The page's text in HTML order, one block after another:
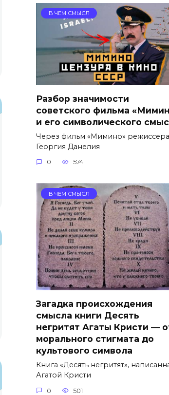
В ЧЕМ СМЫСЛ
Разбор значимости
советского фильма
и его символического
Через фильм «Мимино» режиссера
Георгия Данелия
0 574
В ЧЕМ СМЫСЛ
Загадка происхождения
смысла книги Десять
негритят Агаты Кристи —
морального стигмата до
культового символа
Книга «Десять негритят»,
Агатой Кристи
0 501